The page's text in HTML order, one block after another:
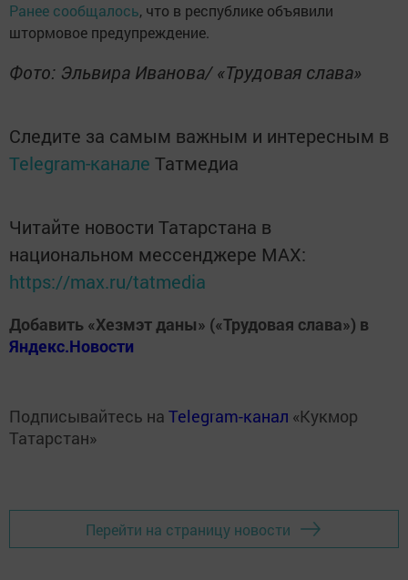
Ранее сообщалось, что в республике объявили
штормовое предупреждение.
Фото: Эльвира Иванова/ «Трудовая слава»
Следите за самым важным и интересным в
Telegram-канале Татмедиа
Читайте новости Татарстана в
национальном мессенджере MАХ:
https://max.ru/tatmedia
Добавить «Хезмэт даны» («Трудовая слава») в
Яндекс.Новости
Подписывайтесь на Telegram-канал «Кукмор
Татарстан»
Перейти на страницу новости